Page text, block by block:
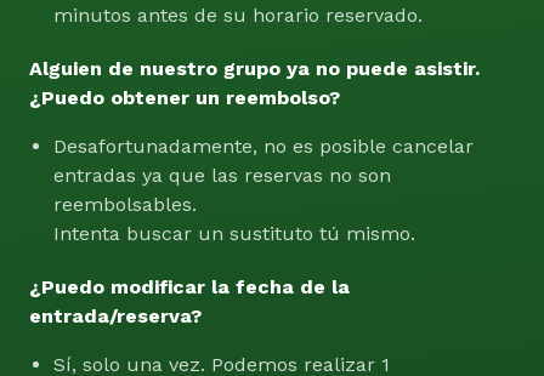
minutos antes de su horario reservado.
Alguien de nuestro grupo ya no puede asistir.
¿Puedo obtener un reembolso?
Desafortunadamente, no es posible cancelar
entradas ya que las reservas no son
reembolsables.
Intenta buscar un sustituto tú mismo.
¿Puedo modificar la fecha de la
entrada/reserva?
Sí, solo una vez. Podemos realizar 1